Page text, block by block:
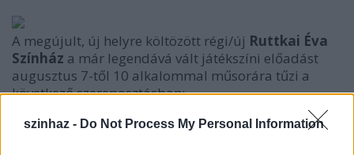
szinhaz - Do Not Process My Personal Information
A megújult, új helyre költözött régi/új Ruttkai Éva
Színház a már legendává vált játékszíni előadást
augusztus 7-től 10 alkalommal műsorára tűzi a
következő szereposztásban:
Hyppolit, a lakáj